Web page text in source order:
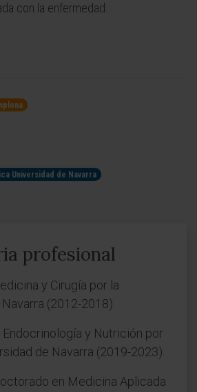
con la enfermedad.
Universidad de Navarra
profesional
y Cirugía por la
(2012-2018).
y Nutrición por
de Navarra (2019-2023).
en Medicina Aplicada